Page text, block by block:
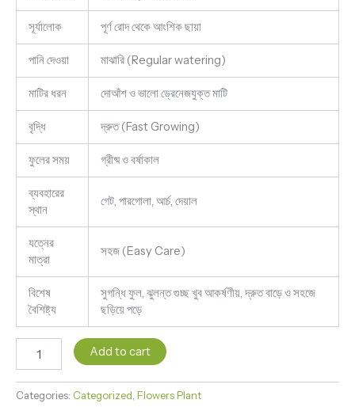
সূর্যালোক পূর্ণ রোদ থেকে আংশিক ছায়া
পানি দেওয়া মাঝারি (Regular watering)
মাটির ধরন দোআঁশ ও ভালো ড্রেনেজযুক্ত মাটি
বৃদ্ধি দ্রুত (Fast Growing)
ফুলের সময় গ্রীষ্ম ও বর্ষাকাল
ব্যবহারের
স্থান
গেট, পারগোলা, আর্চ, দেয়াল
যত্নের
মাত্রা
সহজ (Easy Care)
বিশেষ
বৈশিষ্ট্য
সুগন্ধি ফুল, ঝুলন্ত গুচ্ছ খুব আকর্ষণীয়, দ্রুত বাড়ে ও সহজে
ছড়িয়ে পড়ে
Add to cart
Categories: Categorized Flowers Plant